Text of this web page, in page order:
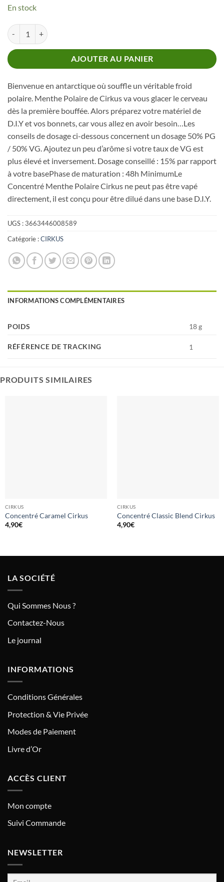
En stock
quantité de Concentré Menthe Polaire Cirkus
AJOUTER AU PANIER
Bienvenue en antarctique où souffle un véritable froid
polaire. Menthe Polaire de Cirkus va vous glacer le cerveau
dès la première bouffée. Alors préparez votre matériel de
D.I.Y et vos bonnets, car vous allez en avoir besoin…Les
conseils de dosage ci-dessous concernent un dosage 50% PG
/ 50% VG. Ajoutez un peu d’arôme si votre taux de VG est
plus élevé et inversement. Dosage conseillé : 15% par rapport
à votre basePhase de maturation : 48h MinimumLe
Concentré Menthe Polaire Cirkus ne peut pas être vapé
directement, il est conçu pour être dilué dans une base D.I.Y.
UGS :3663446008589
Catégorie :CIRKUS
INFORMATIONS COMPLÉMENTAIRES
POIDS 18 g
RÉFÉRENCE DE TRACKING 1
PRODUITS SIMILAIRES
CIRKUS
Concentré Caramel Cirkus
4,90€
CIRKUS
Concentré Classic Blend Cirkus
4,90€
LA SOCIÉTÉ
Qui Sommes Nous ?
Contactez-Nous
Le journal
INFORMATIONS
Conditions Générales
Protection & Vie Privée
Modes de Paiement
Livre d’Or
ACCÈS CLIENT
Mon compte
Suivi Commande
NEWSLETTER